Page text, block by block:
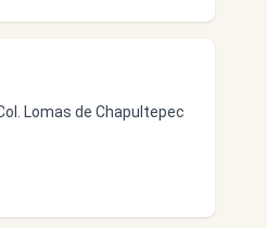
Lomas de Chapultepec